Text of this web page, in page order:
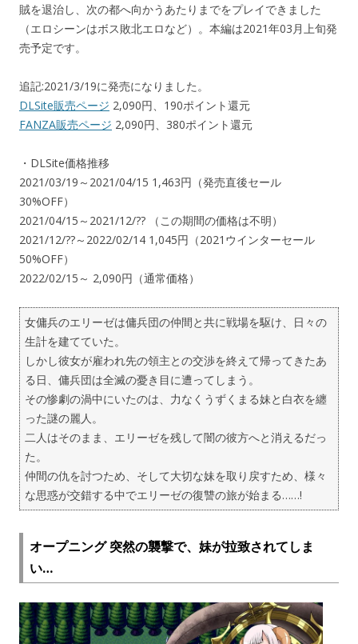
賊を退治し、次の都へ向かうあたりまでをプレイできました
（エロシーンはボス敗北エロなど）。本編は2021年03月上旬発
売予定です。
追記:2021/3/19に発売になりました。
DLSite販売ページ 2,090円、190ポイント還元
FANZA販売ページ 2,090円、380ポイント還元
・DLSite価格推移
2021/03/19～2021/04/15 1,463円（発売直後セール
30%OFF）
2021/04/15～2021/12/?? （この期間の価格は不明）
2021/12/??～2022/02/14 1,045円（2021ウインターセール
50%OFF）
2022/02/15～ 2,090円（通常価格）
女傭兵のエリーゼは傭兵団の仲間と共に戦場を駆け、日々の
生計を建てていた。
しかし彼女が雇われ先の領主との交渉を終えて帰ってきたあ
る日、傭兵団は全滅の憂き目に遭ってしまう。
その惨劇の渦中にいたのは、力なくうずくまる妹と白衣を纏
った謎の麗人。
二人はそのまま、エリーゼを残して闇の彼方へと消えるだっ
た。
仲間の仇を討つため、そして大切な妹を取り戻すため、様々
な思惑が交錯する中でエリーゼの復讐の旅が始まる……!
オープニング 突然の襲撃で、妹が拉致されてしま
い…